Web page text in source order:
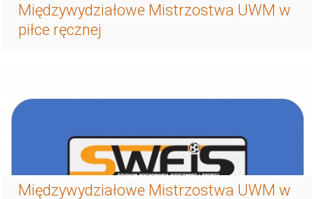
Międzywydziałowe Mistrzostwa UWM w
piłce ręcznej
Międzywydziałowe Mistrzostwa UWM w